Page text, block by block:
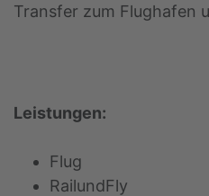
Transfer zum Flughafen
Leistungen:
Flug
RailundFly